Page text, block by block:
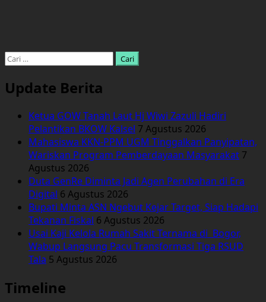
Kecamatan
Bati-
Bati
mengikuti
Metode
Iqra
Cari
Update Berita
Ketua GOW Tanah Laut Hj Wiwi Zazuli Hadiri
Pelantikan BKOW Kalsel 7 Agustus 2026
Mahasiswa KKN-PPM UGM Tinggalkan Panyipatan,
Wariskan Program Pemberdayaan Masyarakat 7
Agustus 2026
Duta GenRe Diminta Jadi Agen Perubahan di Era
Digital 6 Agustus 2026
Bupati Minta ASN Ngebut Kejar Target, Siap Hadapi
Tekanan Fiskal 6 Agustus 2026
Usai Kaji Kelola Rumah Sakit Ternama di Bogor,
Wabup Langsung Pacu Transformasi Tiga RSUD
Tala 5 Agustus 2026
Timeline